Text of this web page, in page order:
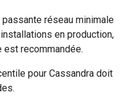
réseau minimale
en production,
est recommandée.
pour Cassandra doit